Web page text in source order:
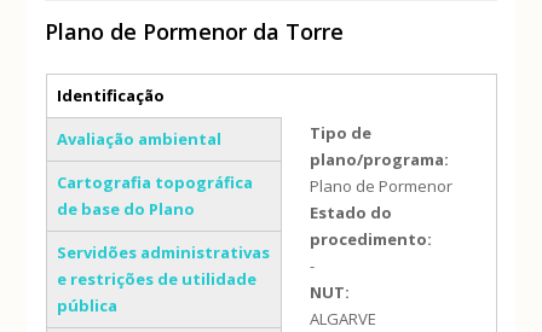
Plano de Pormenor da Torre
Separadores verticais
Identificação
(separador ativo)
Avaliação ambiental
Cartografia topográfica
de base do Plano
Servidões administrativas
e restrições de utilidade
pública
Tipo de
plano/programa:
Plano de Pormenor
Estado do
procedimento:
-
NUT:
ALGARVE